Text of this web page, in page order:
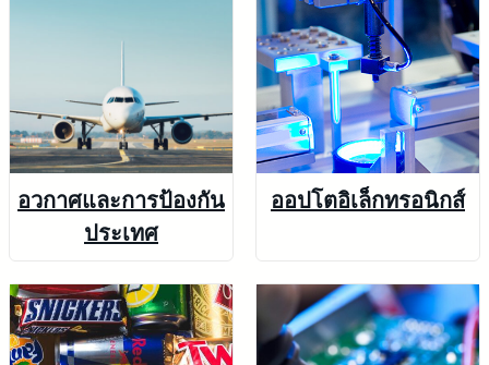
อวกาศและการป้องกัน
ประเทศ
ออปโตอิเล็กทรอนิกส์